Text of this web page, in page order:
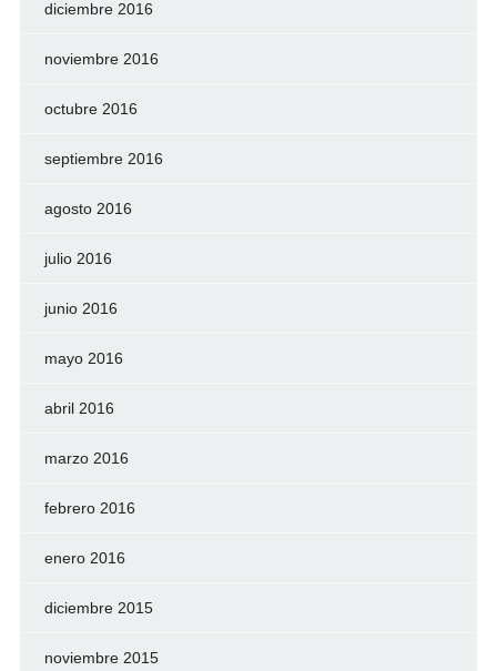
diciembre 2016
noviembre 2016
octubre 2016
septiembre 2016
agosto 2016
julio 2016
junio 2016
mayo 2016
abril 2016
marzo 2016
febrero 2016
enero 2016
diciembre 2015
noviembre 2015